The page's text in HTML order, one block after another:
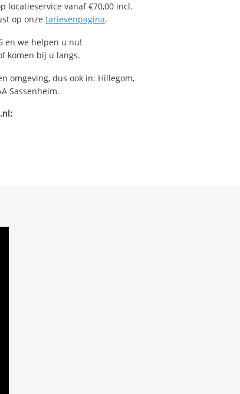
locatieservice vanaf €70,00 incl.
op onze tarievenpagina.
en we helpen u nu!
komen bij u langs.
omgeving, dus ook in: Hillegom,
Sassenheim.